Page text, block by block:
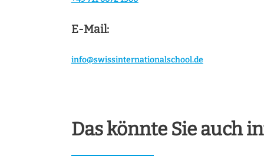
E-Mail:
info@swissinternationalschool.de
Das könnte Sie auch